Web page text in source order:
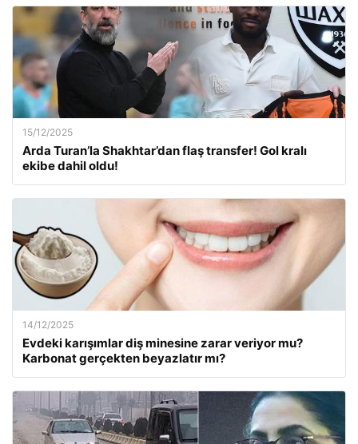
15/12/2025
Arda Turan’la Shakhtar’dan flaş transfer! Gol kralı
ekibe dahil oldu!
14/12/2025
Evdeki karışımlar diş minesine zarar veriyor mu?
Karbonat gerçekten beyazlatır mı?